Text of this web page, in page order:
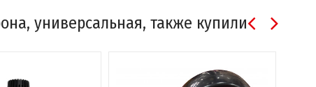
универсальная, также купили